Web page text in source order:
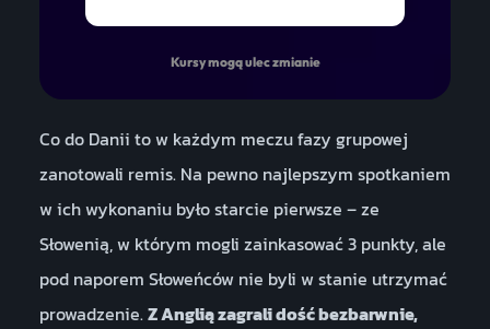
Kursy mogą ulec zmianie
Co do Danii to w każdym meczu fazy grupowej
zanotowali remis. Na pewno najlepszym spotkaniem
w ich wykonaniu było starcie pierwsze – ze
Słowenią, w którym mogli zainkasować 3 punkty, ale
pod naporem Słoweńców nie byli w stanie utrzymać
prowadzenie.Z Anglią zagrali dość bezbarwnie,